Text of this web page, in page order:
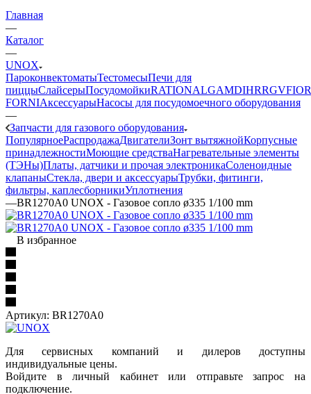
Главная
—
Каталог
—
UNOX
ПароконвектоматыТестомесыПечи для
пиццыСлайсерыПосудомойкиRATIONALGAMDIHRRGV
FORNIАксессуарыНасосы для посудомоечного оборудования
—
Запчасти для газового оборудования
ПопулярноеРаспродажаДвигателиЗонт вытяжнойКорпусные
принадлежностиМоющие средстваНагревательные элементы
(ТЭНы)Платы, датчики и прочая электроникаСоленоидные
клапаныСтекла, двери и аксессуарыТрубки, фитинги,
фильтры, каплесборникиУплотнения
—BR1270A0 UNOX - Газовое сопло ø335 1/100 mm
В избранное
Артикул: BR1270A0
Для сервисных компаний и дилеров доступны
индивидуальные цены.
Войдите в личный кабинет или отправьте запрос на
подключение.